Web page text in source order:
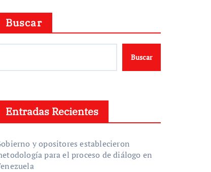
Buscar
Buscar
Entradas Recientes
y opositores establecieron
para el proceso de diálogo en